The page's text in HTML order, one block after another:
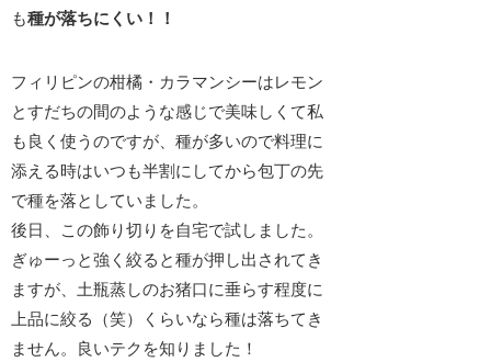
も種が落ちにくい！！
フィリピンの柑橘・カラマンシーはレモン
とすだちの間のような感じで美味しくて私
も良く使うのですが、種が多いので料理に
添える時はいつも半割にしてから包丁の先
で種を落としていました。
後日、この飾り切りを自宅で試しました。
ぎゅーっと強く絞ると種が押し出されてき
ますが、土瓶蒸しのお猪口に垂らす程度に
上品に絞る（笑）くらいなら種は落ちてき
ません。良いテクを知りました！